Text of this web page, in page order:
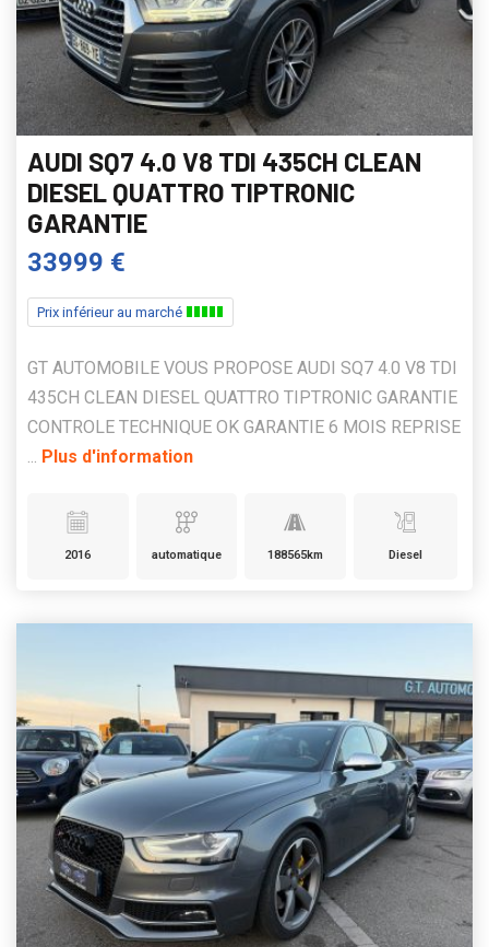
AUDI SQ7 4.0 V8 TDI 435CH CLEAN
DIESEL QUATTRO TIPTRONIC
GARANTIE
33999 €
Prix inférieur au marché
GT AUTOMOBILE VOUS PROPOSE AUDI SQ7 4.0 V8 TDI
435CH CLEAN DIESEL QUATTRO TIPTRONIC GARANTIE
CONTROLE TECHNIQUE OK GARANTIE 6 MOIS REPRISE
Plus d'information
2016 automatique 188565km Diesel